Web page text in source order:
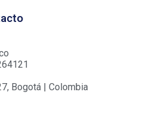
Bogotá | Colombia